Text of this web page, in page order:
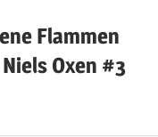
Flammen
Oxen #3